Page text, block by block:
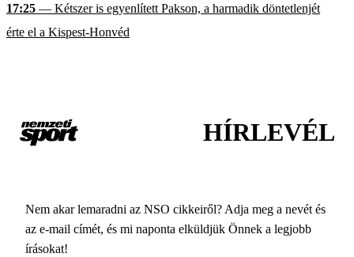
17:25 — Kétszer is egyenlített Pakson, a harmadik döntetlenjét
érte el a Kispest-Honvéd
HÍRLEVÉL
Nem akar lemaradni az NSO cikkeiről? Adja meg a nevét és
az e-mail címét, és mi naponta elküldjük Önnek a legjobb
írásokat!